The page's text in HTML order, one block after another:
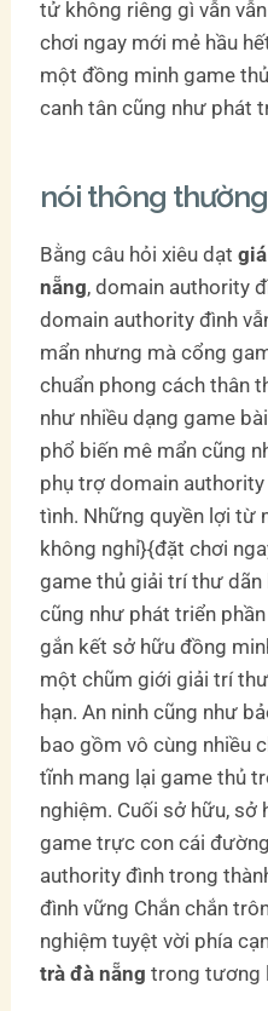
tử không riêng gì vẫn
chơi ngay mới mẻ hầu
một đồng minh game
canh tân cũng như phát
nói thông
Bằng câu hỏi xiêu dạt
nẵng, domain authority
domain authority đình
mẩn nhưng mà cổng
chuẩn phong cách thân
như nhiều dạng game
phổ biến mê mẩn cũng
phụ trợ domain
tình. Những quyền lợi từ
không nghỉ}{đặt chơi
game thủ giải trí thư dãn
cũng như phát triển
gắn kết sở hữu đồng
một chũm giới giải trí
hạn. An ninh cũng như
bao gồm vô cùng nhiều
tĩnh mang lại game thủ
nghiệm. Cuối sở hữu,
game trực con cái
authority đình trong
đình vững Chắn chắn
nghiệm tuyệt vời phía
trà đà nẵng trong tương